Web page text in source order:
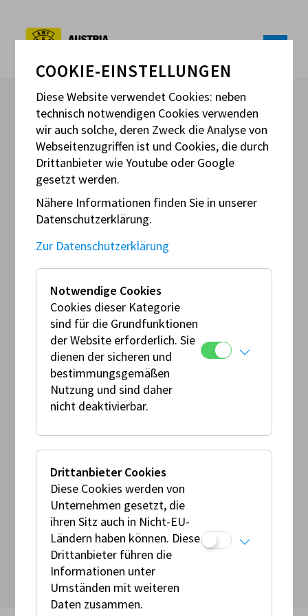
Sa
Sep
EUROPEAN PAIRS SPEEDWAY
CHAMPIONSHIP SEMI FINAL 2
Veranstalter:
Speedwaycenter Austria
Ansprechperson:
Heinrich Schatzer
Veranstaltungsort:
Prädikat:
FIM Europe Bewerb
zurück zu den Events
COOKIE-EINSTELLUNGEN
Diese Website verwendet Cookies: neben
technisch notwendigen Cookies verwenden
wir auch solche, deren Zweck die Analyse von
Webseitenzugriffen ist und Cookies, die durch
Drittanbieter wie Youtube oder Google
gesetzt werden.
Nähere Informationen finden Sie in unserer
Datenschutzerklärung.
Zur Datenschutzerklärung
Notwendige Cookies
Cookies dieser Kategorie
sind für die Grundfunktionen
der Website erforderlich. Sie
dienen der sicheren und
bestimmungsgemäßen
Nutzung und sind daher
nicht deaktivierbar.
Drittanbieter Cookies
Diese Cookies werden von
Unternehmen gesetzt, die
ihren Sitz auch in Nicht-EU-
Ländern haben können. Diese
Drittanbieter führen die
Informationen unter
Umständen mit weiteren
Daten zusammen.